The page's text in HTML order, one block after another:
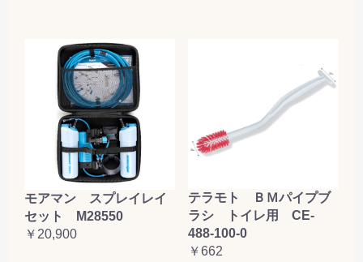
モアマン スプレイレイ
セット M28550
￥20,900
テラモト ＢＭパイプブ
ラシ トイレ用 CE-
488-100-0
￥662